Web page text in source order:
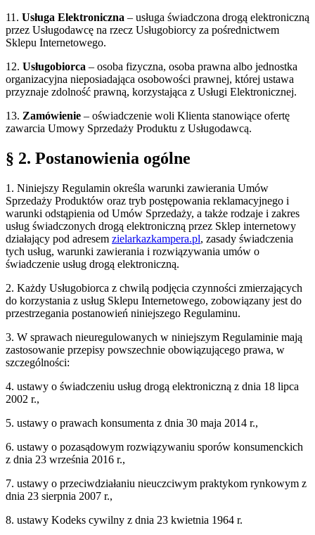
11. Usługa Elektroniczna – usługa świadczona drogą elektroniczną
przez Usługodawcę na rzecz Usługobiorcy za pośrednictwem
Sklepu Internetowego.
12. Usługobiorca – osoba fizyczna, osoba prawna albo jednostka
organizacyjna nieposiadająca osobowości prawnej, której ustawa
przyznaje zdolność prawną, korzystająca z Usługi Elektronicznej.
13. Zamówienie – oświadczenie woli Klienta stanowiące ofertę
zawarcia Umowy Sprzedaży Produktu z Usługodawcą.
§ 2. Postanowienia ogólne
1. Niniejszy Regulamin określa warunki zawierania Umów
Sprzedaży Produktów oraz tryb postępowania reklamacyjnego i
warunki odstąpienia od Umów Sprzedaży, a także rodzaje i zakres
usług świadczonych drogą elektroniczną przez Sklep internetowy
działający pod adresem zielarkazkampera.pl, zasady świadczenia
tych usług, warunki zawierania i rozwiązywania umów o
świadczenie usług drogą elektroniczną.
2. Każdy Usługobiorca z chwilą podjęcia czynności zmierzających
do korzystania z usług Sklepu Internetowego, zobowiązany jest do
przestrzegania postanowień niniejszego Regulaminu.
3. W sprawach nieuregulowanych w niniejszym Regulaminie mają
zastosowanie przepisy powszechnie obowiązującego prawa, w
szczególności:
4. ustawy o świadczeniu usług drogą elektroniczną z dnia 18 lipca
2002 r.,
5. ustawy o prawach konsumenta z dnia 30 maja 2014 r.,
6. ustawy o pozasądowym rozwiązywaniu sporów konsumenckich
z dnia 23 września 2016 r.,
7. ustawy o przeciwdziałaniu nieuczciwym praktykom rynkowym z
dnia 23 sierpnia 2007 r.,
8. ustawy Kodeks cywilny z dnia 23 kwietnia 1964 r.